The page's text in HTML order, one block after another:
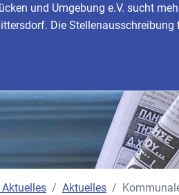
und Umgebung e.V. sucht
Die Stellenausschreibung
Aktuelles